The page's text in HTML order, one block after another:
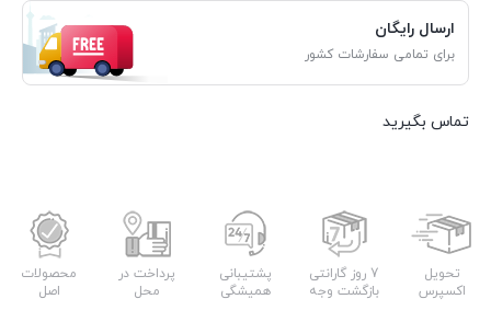
ارسال رایگان
برای تمامی سفارشات کشور
تماس بگیرید
تحویل
اکسپرس
7 روز گارانتی
بازگشت وجه
پشتیبانی
همیشگی
پرداخت در
محل
محصولات
اصل